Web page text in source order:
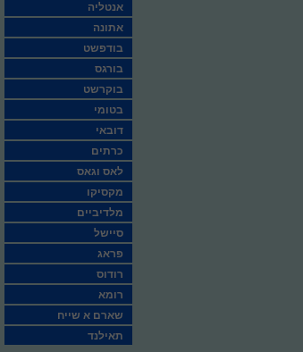
אנטליה
אתונה
בודפשט
בורגס
בוקרשט
בטומי
דובאי
כרתים
לאס וגאס
מקסיקו
מלדיביים
סיישל
פראג
רודוס
רומא
שארם א שייח
תאילנד